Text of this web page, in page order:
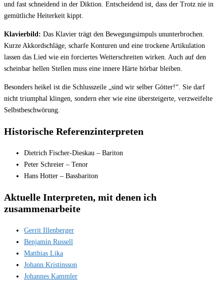
und fast schneidend in der Diktion. Entscheidend ist, dass der Trotz nie in
gemütliche Heiterkeit kippt.
Klavierbild: Das Klavier trägt den Bewegungsimpuls ununterbrochen.
Kurze Akkordschläge, scharfe Konturen und eine trockene Artikulation
lassen das Lied wie ein forciertes Weiterschreiten wirken. Auch auf den
scheinbar hellen Stellen muss eine innere Härte hörbar bleiben.
Besonders heikel ist die Schlusszeile „sind wir selber Götter!“. Sie darf
nicht triumphal klingen, sondern eher wie eine übersteigerte, verzweifelte
Selbstbeschwörung.
Historische Referenzinterpreten
Dietrich Fischer-Dieskau – Bariton
Peter Schreier – Tenor
Hans Hotter – Bassbariton
Aktuelle Interpreten, mit denen ich
zusammenarbeite
Gerrit Illenberger
Benjamin Russell
Matthias Lika
Johann Kristinsson
Johannes Kammler